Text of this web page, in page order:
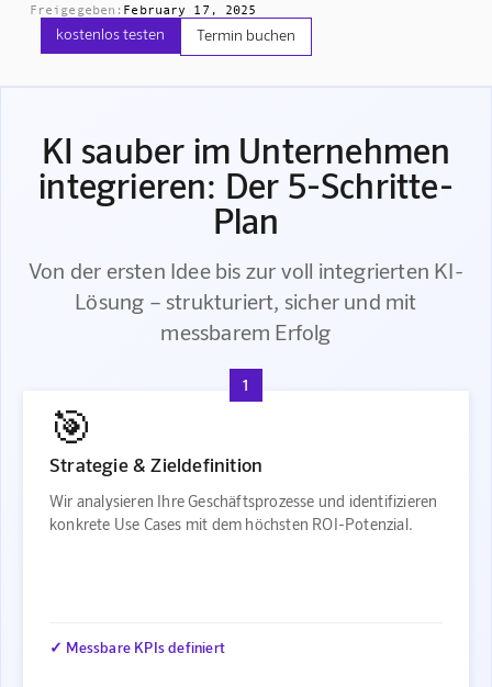
Freigegeben: February 17, 2025
kostenlos testen Termin buchen
KI sauber im Unternehmen
integrieren: Der 5-Schritte-
Plan
Von der ersten Idee bis zur voll integrierten KI-
Lösung – strukturiert, sicher und mit
messbarem Erfolg
1
🎯
Strategie & Zieldefinition
Wir analysieren Ihre Geschäftsprozesse und identifizieren
konkrete Use Cases mit dem höchsten ROI-Potenzial.
✓ Messbare KPIs definiert